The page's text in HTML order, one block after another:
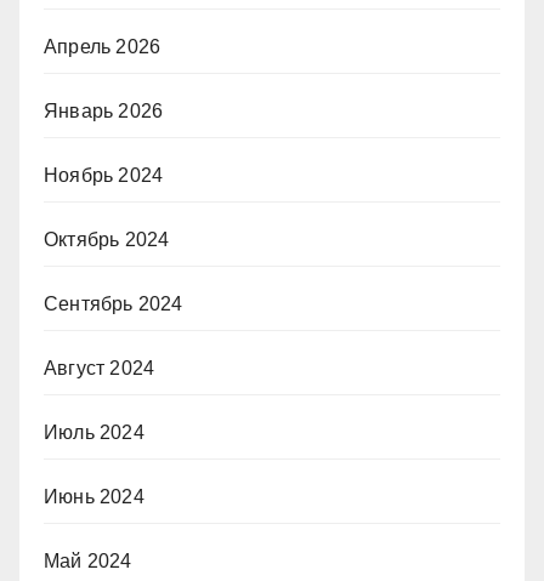
Апрель 2026
Январь 2026
Ноябрь 2024
Октябрь 2024
Сентябрь 2024
Август 2024
Июль 2024
Июнь 2024
Май 2024